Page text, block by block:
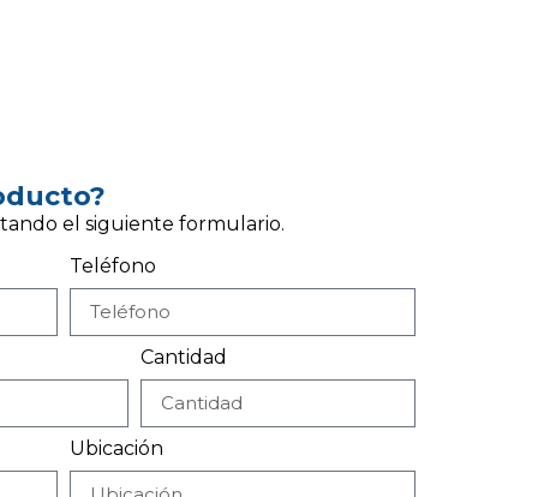
el siguiente formulario.
Teléfono
Cantidad
Ubicación